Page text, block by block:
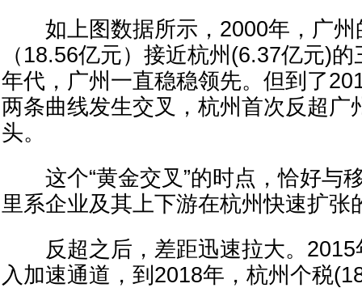
如上图数据所示，2000年，广州
（18.56亿元）接近杭州(6.37亿元)
年代，广州一直稳稳领先。但到了
两条曲线发生交叉，杭州首次反超广
头。
这个“黄金交叉”的时点，恰好与
里系企业及其上下游在杭州快速扩张
反超之后，差距迅速拉大。2015
入加速通道，到2018年，杭州个税